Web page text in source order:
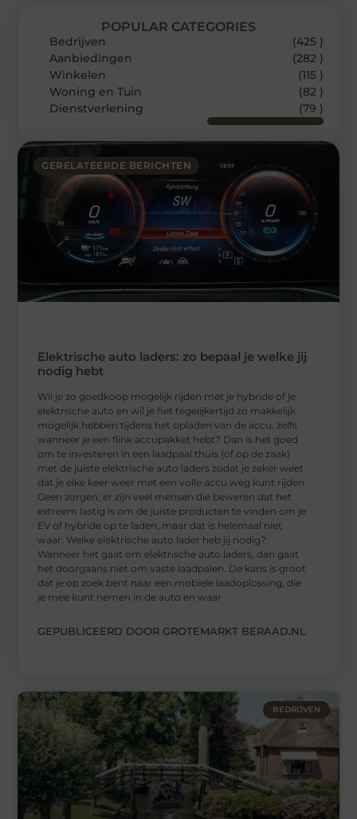
GERELATEERDE BERICHTEN
Elektrische auto laders: zo bepaal je welke jij
nodig hebt
Wil je zo goedkoop mogelijk rijden met je hybride of je
elektrische auto en wil je het tegelijkertijd zo makkelijk
mogelijk hebben tijdens het opladen van de accu, zelfs
wanneer je een flink accupakket hebt? Dan is het goed
om te investeren in een laadpaal thuis (of op de zaak)
met de juiste elektrische auto laders zodat je zeker weet
dat je elke keer weer met een volle accu weg kunt rijden.
Geen zorgen; er zijn veel mensen die beweren dat het
extreem lastig is om de juiste producten te vinden om je
EV of hybride op te laden, maar dat is helemaal niet
waar. Welke elektrische auto lader heb jij nodig?
Wanneer het gaat om elektrische auto laders, dan gaat
het doorgaans niet om vaste laadpalen. De kans is groot
dat je op zoek bent naar een mobiele laadoplossing, die
je mee kunt nemen in de auto en waar
GEPUBLICEERD DOOR GROTEMARKT BERAAD.NL
POPULAR CATEGORIES
Bedrijven
(425 )
Aanbiedingen
(282 )
Winkelen
(115 )
Woning en Tuin
(82 )
Dienstverlening
(79 )
BEDRIJVEN